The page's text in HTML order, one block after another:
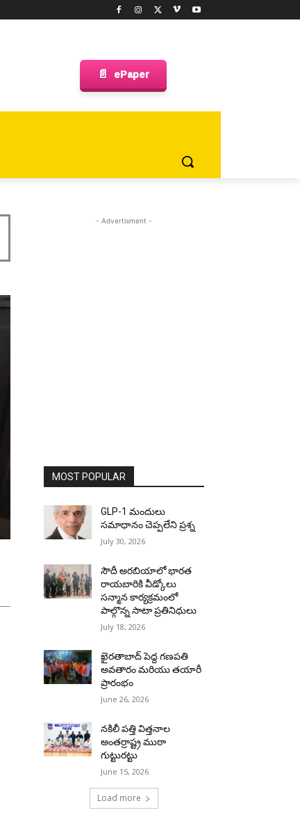
📄 ePaper
- Advertisment -
MOST POPULAR
GLP-1 మందులు
సమాధానం చెప్పలేని ప్రశ్న
July 30, 2026
సౌదీ అరబియాలో భారత
రాయబారికి వీడ్కోలు
సన్మాన కార్యక్రమంలో
పాల్గొన్న సాటా ప్రతినిధులు
July 18, 2026
ఖైరతాబాద్ పెద్ద గణపతి
అవతారం మరియు తయారీ
ప్రారంభం
June 26, 2026
నకిలీ పత్తి విత్తనాల
అంతర్రాష్ట్ర ముఠా
గుట్టురట్టు
June 15, 2026
Load more